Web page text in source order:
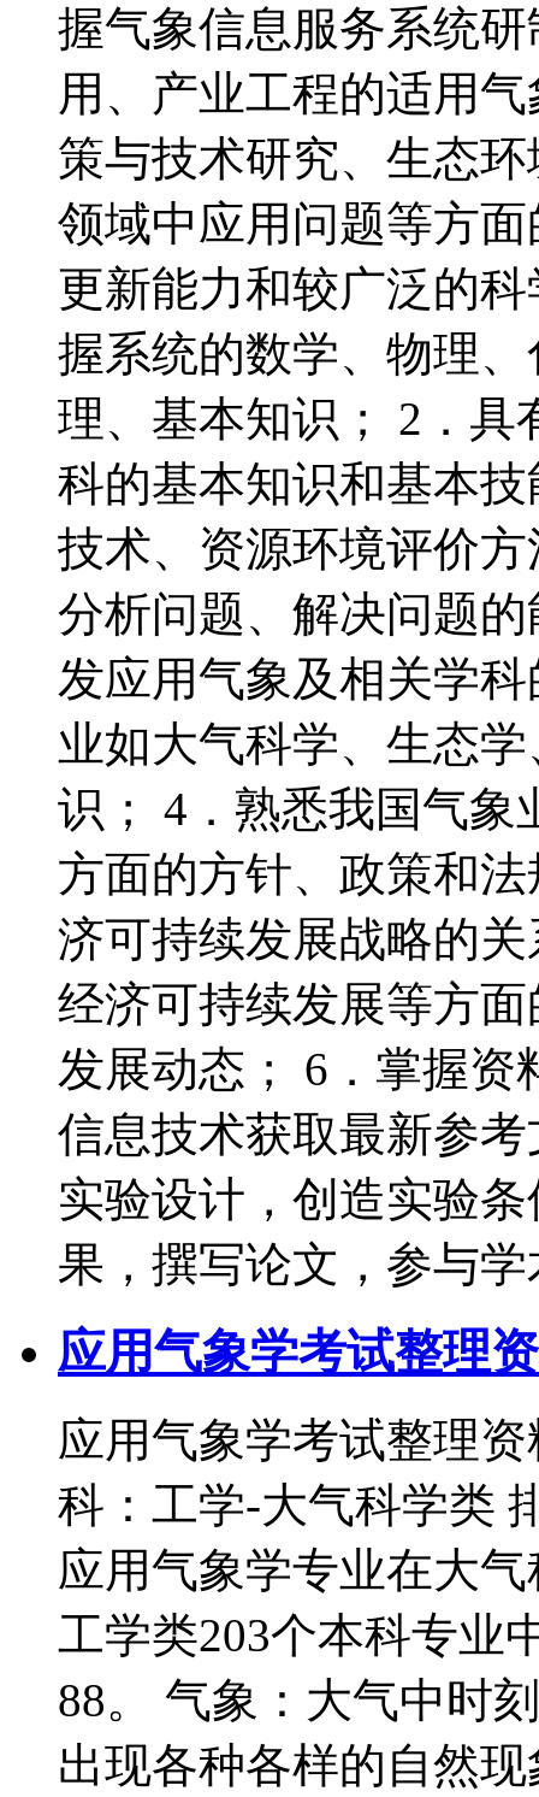
握气象信息服务系统
用、产业工程的适用
策与技术研究、生态
领域中应用问题等方
更新能力和较广泛的
握系统的数学、物理
理、基本知识； 2．具
科的基本知识和基本
技术、资源环境评价
分析问题、解决问题
发应用气象及相关学
业如大气科学、生态
识； 4．熟悉我国气象
方面的方针、政策和
济可持续发展战略的
经济可持续发展等方
发展动态； 6．掌握
信息技术获取最新参
实验设计，创造实验
果，撰写论文，参与
应用气象学考试整理
应用气象学考试整理
科：工学-大气科学类
应用气象学专业在大
工学类203个本科专业
88。 气象：大气中时
出现各种各样的自然